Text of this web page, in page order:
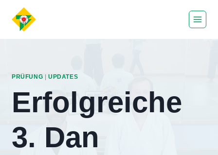
Inhalt
PRÜFUNG UPDATES
Erfolgreiche
3. Dan